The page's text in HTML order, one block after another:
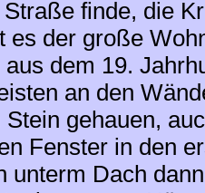
finde, die
es der große
aus dem 19.
an den
Stein gehauen,
Fenster in den
unterm Dach